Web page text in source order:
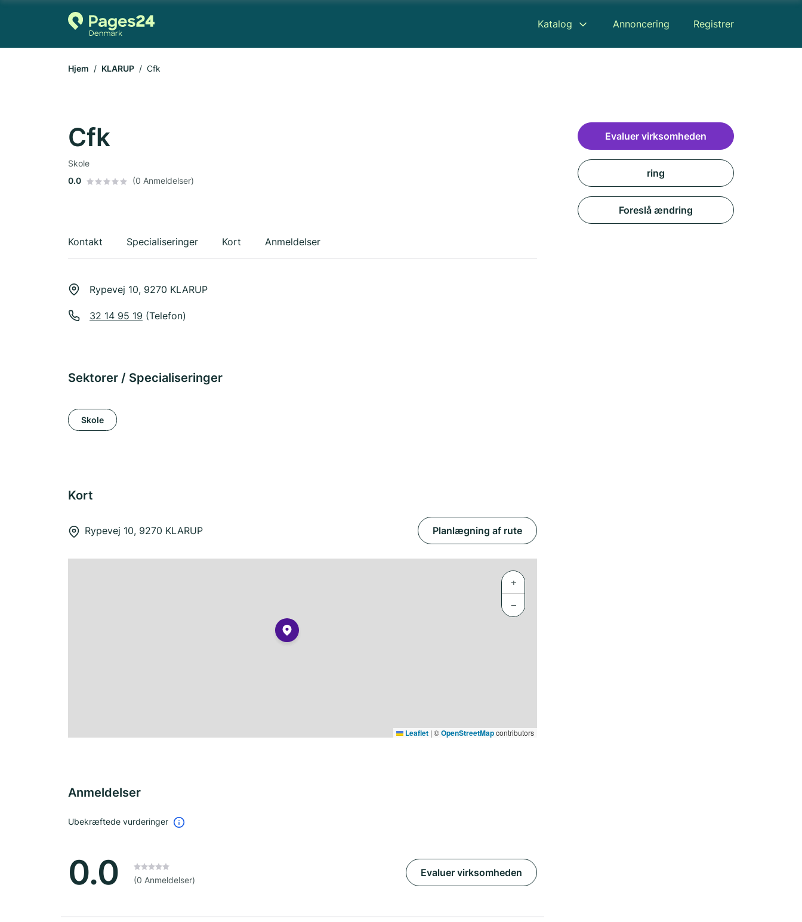
Katalog Annoncering Registrer
Hjem KLARUP Cfk
Cfk
Skole
0.0
(0 Anmeldelser)
Kontakt Specialiseringer Kort Anmeldelser
Rypevej 10, 9270 KLARUP
32 14 95 19 (Telefon)
Sektorer / Specialiseringer
Skole
Kort
Rypevej 10, 9270 KLARUP Planlægning af rute
+
−
Leaflet | ©OpenStreetMapcontributors
Anmeldelser
Ubekræftede vurderinger
0.0 (0 Anmeldelser)
Evaluer virksomheden
Evaluer virksomheden
ring
Foreslå ændring